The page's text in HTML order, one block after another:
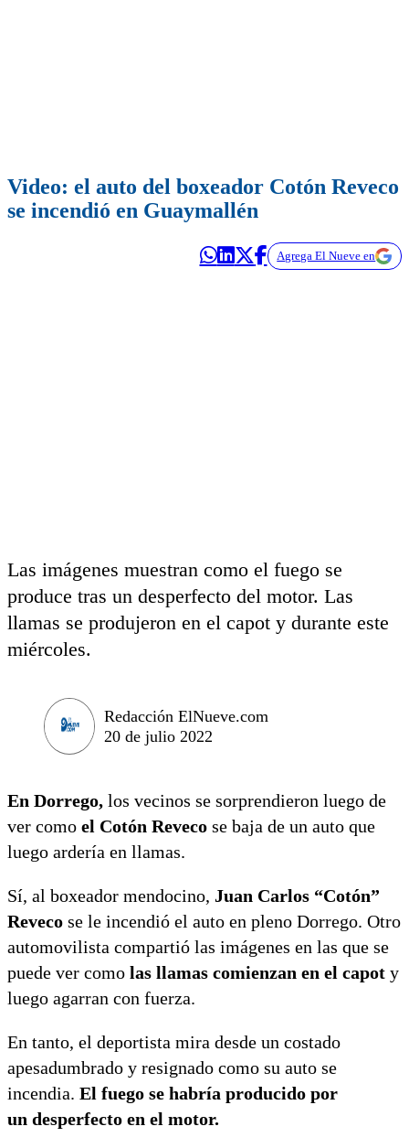
Video: el auto del boxeador Cotón Reveco
se incendió en Guaymallén
Agrega El Nueve en
Las imágenes muestran como el fuego se
produce tras un desperfecto del motor. Las
llamas se produjeron en el capot y durante este
miércoles.
Redacción ElNueve.com
20 de julio 2022
En Dorrego, los vecinos se sorprendieron luego de
ver como el Cotón Reveco se baja de un auto que
luego ardería en llamas.
Sí, al boxeador mendocino, Juan Carlos “Cotón”
Reveco se le incendió el auto en pleno Dorrego. Otro
automovilista compartió las imágenes en las que se
puede ver como las llamas comienzan en el capot y
luego agarran con fuerza.
En tanto, el deportista mira desde un costado
apesadumbrado y resignado como su auto se
incendia. El fuego se habría producido por
un desperfecto en el motor.